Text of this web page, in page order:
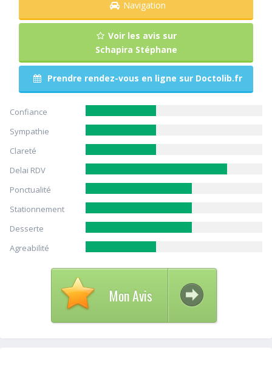
Navigation
Voir les avis sur
Schapira Stéphane
Prendre rendez-vous en ligne sur Doctolib.fr
Confiance
Sympathie
Clareté
Delai RDV
Ponctualité
Stationnement
Desserte
Agreabilité
Mon Avis